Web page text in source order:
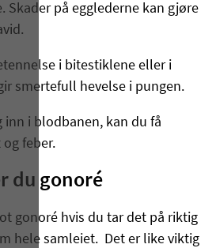
Skader på egglederne kan gjøre
i bitestiklene eller i
smertefull hevelse i pungen.
inn i blodbanen, kan du få
feber.
du gonoré
gonoré hvis du tar det på riktig
hele samleiet. Det er like viktig